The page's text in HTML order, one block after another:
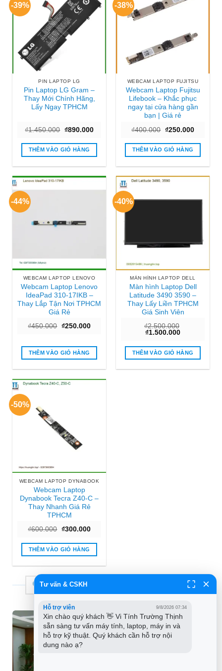
-39%
PIN LAPTOP LG
Pin Laptop LG Gram –
Thay Mới Chính Hãng,
Lấy Ngay TPHCM
₫1.450.000 Giá
là:
₫1.450.000.
₫890.000Giá
tại
₫890.000.
THÊM VÀO GIỎ HÀNG
-38%
WEBCAM LAPTOP FUJITSU
Webcam Laptop Fujitsu
Lifebook – Khắc phục
ngay tại cửa hàng gần
bạn | Giá rẻ
₫400.000 Giá
là:
₫400.000.
₫250.000Giá
tại
THÊM VÀO GIỎ HÀNG
-44%
WEBCAM LAPTOP LENOVO
Webcam Laptop Lenovo
IdeaPad 310-17IKB –
Thay Lắp Tận Nơi TPHCM
Giá Rẻ
₫450.000 Giá
₫450.000.
₫250.000Giá
là:
THÊM VÀO GIỎ HÀNG
-40%
MÀN HÌNH LAPTOP DELL
Màn hình Laptop Dell
Latitude 3490 3590 –
Thay Lấy Liền TPHCM
Giá Sinh Viên
₫2.500.000
Giá
là:
₫2.500.000.
₫1.500.000Giá
tại
là:
₫1.500.000.
THÊM VÀO GIỎ HÀNG
-50%
WEBCAM LAPTOP DYNABOOK
Webcam Laptop
Dynabook Tecra Z40-C –
Thay Nhanh Giá Rẻ
TPHCM
₫600.000 Giá
là:
₫600.000.
₫300.000Giá
tại
₫300.000.
THÊM VÀO GIỎ HÀNG
THƯƠNG HIỆU TIN HỌC TRƯỜNG TÍN
Tư vấn & CSKH
Hỗ trợ viên 9/8/2026 07:34
Xin chào quý khách 👋 Vi Tính Trường Thịnh
sẵn sàng tư vấn máy tính, laptop, máy in và
hỗ trợ kỹ thuật. Quý khách cần hỗ trợ nội
dung nào ạ?